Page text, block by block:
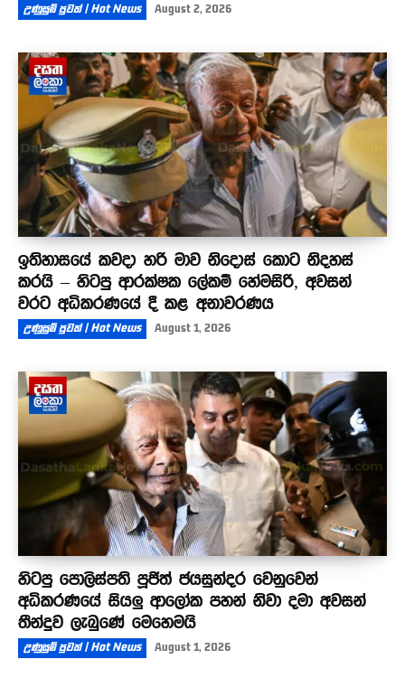
උණුසුම් පුවත් | Hot News August 2, 2026
ඉතිහාසයේ කවදා හරි මාව නිදොස් කොට නිදහස්
කරයි – හිටපු ආරක්ෂක ලේකම් හේමසිරි, අවසන්
වරට අධිකරණයේ දී කළ අනාවරණය
උණුසුම් පුවත් | Hot News August 1, 2026
හිටපු පොලිස්පති පූජිත් ජයසුන්දර වෙනුවෙන්
අධිකරණයේ සියලු ආලෝක පහන් නිවා දමා අවසන්
තීන්දුව ලැබුණේ මෙහෙමයි
උණුසුම් පුවත් | Hot News August 1, 2026